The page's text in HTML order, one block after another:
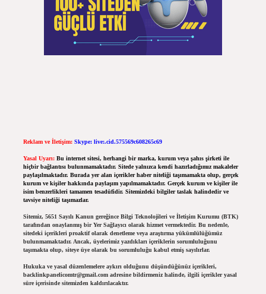
Reklam ve İletişim: Skype: live:.cid.575569c608265c69
Yasal Uyarı: Bu internet sitesi, herhangi bir marka, kurum veya şahıs şirketi ile
hiçbir bağlantısı bulunmamaktadır. Sitede yalnızca kendi hazırladığımız makaleler
paylaşılmaktadır. Burada yer alan içerikler haber niteliği taşımamakta olup, gerçek
kurum ve kişiler hakkında paylaşım yapılmamaktadır. Gerçek kurum ve kişiler ile
isim benzerlikleri tamamen tesadüfidir. Sitemizdeki bilgiler taslak halindedir ve
tavsiye niteliği taşımazlar.
Sitemiz, 5651 Sayılı Kanun gereğince Bilgi Teknolojileri ve İletişim Kurumu (BTK)
tarafından onaylanmış bir Yer Sağlayıcı olarak hizmet vermektedir. Bu nedenle,
sitedeki içerikleri proaktif olarak denetleme veya araştırma yükümlülüğümüz
bulunmamaktadır. Ancak, üyelerimiz yazdıkları içeriklerin sorumluluğunu
taşımakta olup, siteye üye olarak bu sorumluluğu kabul etmiş sayılırlar.
Hukuka ve yasal düzenlemelere aykırı olduğunu düşündüğünüz içerikleri,
backlinkpanelicomtr@gmail.comadresine bildirmeniz halinde, ilgili içerikler yasal
süre içerisinde sitemizden kaldırılacaktır.